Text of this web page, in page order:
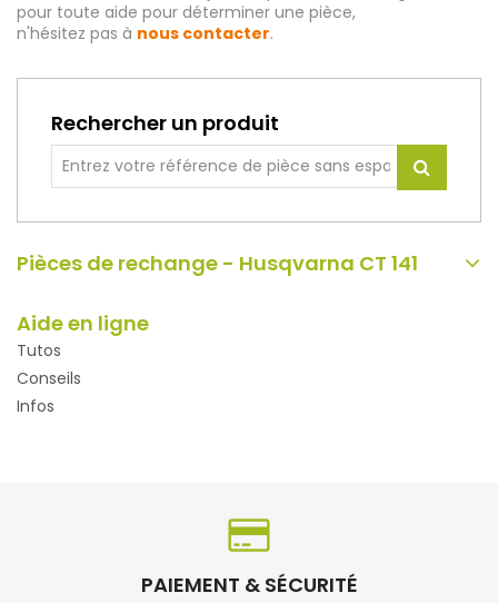
pour toute aide pour déterminer une pièce,
n'hésitez pas à nous contacter.
Rechercher un produit
Pièces de rechange - Husqvarna CT 141
Aide en ligne
Tutos
Conseils
Infos
PAIEMENT & SÉCURITÉ